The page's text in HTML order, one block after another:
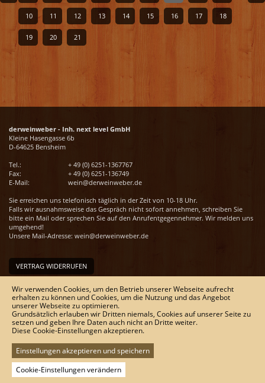
10 11 12 13 14 15 16 17 18
19 20 21
derweinweber - Inh. next level GmbH
Kleine Hasengasse 6b
D-64625 Bensheim
Tel.:
+ 49 (0) 6251-1367767
Fax:
+ 49 (0) 6251-136749
E-Mail:
wein@derweinweber.de
Sie erreichen uns telefonisch täglich in der Zeit von 10-18 Uhr.
Falls wir ausnahmsweise das Gespräch nicht sofort annehmen, schreiben Sie
bitte ein Mail oder sprechen Sie auf den Anrufentgegennehmer. Wir melden uns
umgehend!
Unsere Mail-Adresse: wein@derweinweber.de
VERTRAG WIDERRUFEN
Unser Service
Versandkosten
Kontakt
Zahlungsmöglichkeiten
Rückgabe & Widerrufsrecht
Impressum
AGB
Datenschutz
Sitemap
Wir verwenden Cookies, um den Betrieb unserer Webseite aufrecht
erhalten zu können und Cookies, um die Nutzung und das Angebot
unserer Webseite zu optimieren.
Grundsätzlich erlauben wir Dritten niemals, Cookies auf unserer Seite zu
setzen und geben Ihre Daten auch nicht an Dritte weiter.
Diese Cookie-Einstellungen akzeptieren.
Einstellungen akzeptieren und speichern
Cookie-Einstellungen verändern